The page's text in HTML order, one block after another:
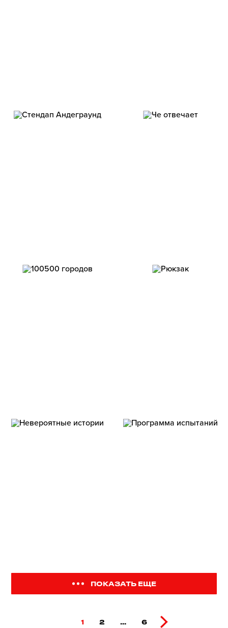
ПОКАЗАТЬ ЕЩЕ
1 2 ... 6